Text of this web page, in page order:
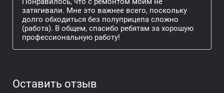
затягивали. Мне это важнее всего, поскольку
долго обходиться без полуприцепа сложно
(работа). В общем, спасибо ребятам за хорошую
профессиональную работу!
Оставить отзыв